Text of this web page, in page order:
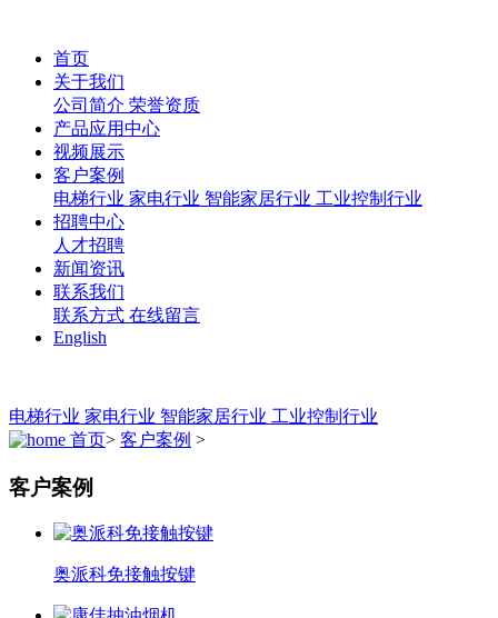
首页
关于我们
公司简介 荣誉资质
产品应用中心
视频展示
客户案例
电梯行业 家电行业 智能家居行业 工业控制行业
招聘中心
人才招聘
新闻资讯
联系我们
联系方式 在线留言
English
电梯行业 家电行业 智能家居行业 工业控制行业
首页> 客户案例 >
客户案例
奥派科免接触按键